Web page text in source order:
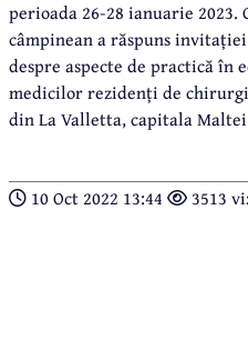
perioada 26-28 ianuarie 2023.
câmpinean a răspuns
despre aspecte de practică în
medicilor rezidenți de
din La Valletta, capitala
10 Oct 2022 13:44 3513